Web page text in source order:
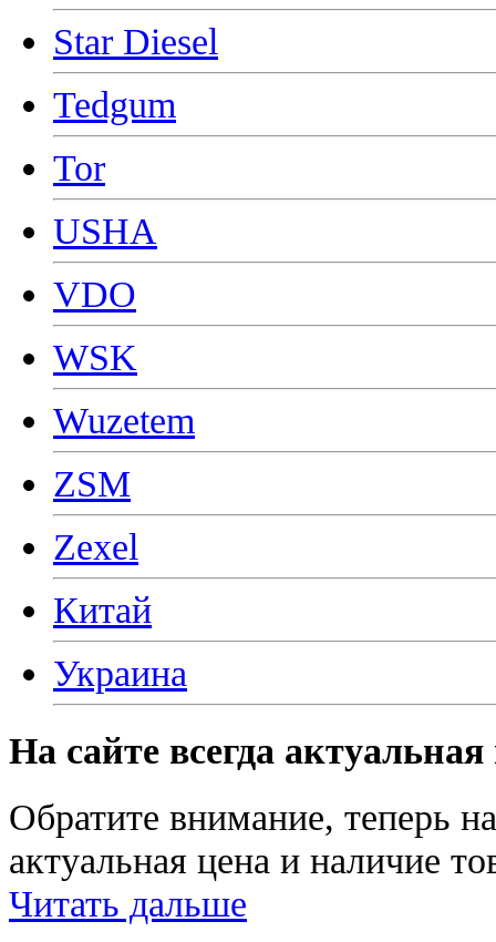
Star Diesel
Tedgum
Tor
USHA
VDO
WSK
Wuzetem
ZSM
Zexel
Китай
Украина
На сайте всегда
Обратите внимание, теперь
актуальная цена и наличие
Читать дальше